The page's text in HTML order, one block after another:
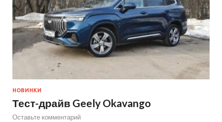
НОВИНКИ
Тест-драйв Geely Okavango
Оставьте комментарий